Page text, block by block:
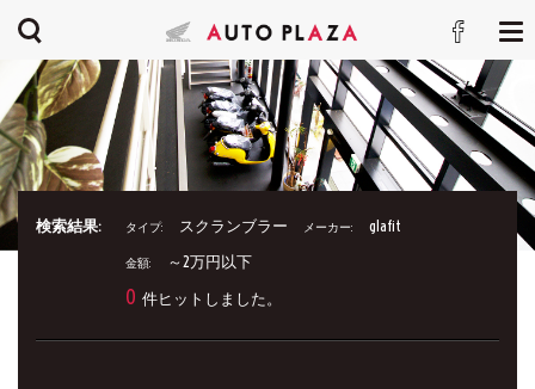
検索結果: タイプ: スクランブラー メーカー: glafit
金額: ～2万円以下
0 件ヒットしました。